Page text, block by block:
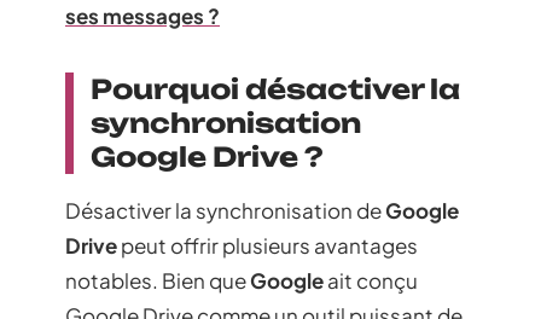
ses messages ?
Pourquoi désactiver la
synchronisation
Google Drive ?
Désactiver la synchronisation deGoogle
Drivepeut offrir plusieurs avantages
notables. Bien queGoogleait conçu